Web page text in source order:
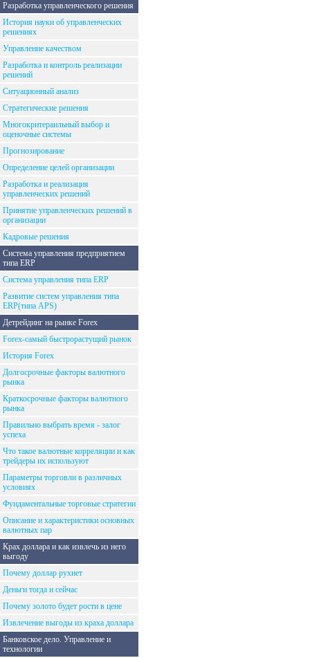
Разработка управленческого решения
История науки об управленческих
решениях
Управление качеством
Разработка и контроль реализации
решений
Ситуационный анализ
Стратегические решения
Многокритераильный выбор и
оценочные системы
Прогнозирование
Определение целей организации
Разработка и реализация
управленческих решений
Принятие управленческих решений в
организации
Кадровые решения
Система управления предприятием
типа ERP
Система управления типа ERP
Развитие систем управления типа
ERP(типа APS)
Детрейдинг на рынке Forex
Forex-самый быстрорастущий рынок
История Forex
Долгосрочные факторы валютного
рынка
Краткосрочные факторы валютного
рынка
Правильно выбрать время - залог
успеха
Что такое валютные корреляции и как
трейдеры их используют
Параметры торговли в различных
условиях
Фундаментальные торговые стратегии
Описание и характеристики основных
валютных пар
Крах доллара и как извлечь из него
выгоду
Почему доллар рухнет
Деньги тогда и сейчас
Почему золото будет рости в цене
Извлечение выгоды из краха доллара
Банковское дело. Управление и
технологии